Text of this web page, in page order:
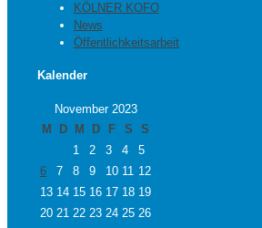
KÖLNER KOFO
News
Öffentlichkeitsarbeit
Kalender
November 2023
M
D M D F S
S
1
2 3 4
5
6
7 8 9 10 11 12
13 14 15 16 17 18 19
20 21 22 23 24 25 26